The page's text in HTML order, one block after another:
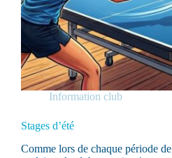
Information club
Stages d’été
Comme lors de chaque période